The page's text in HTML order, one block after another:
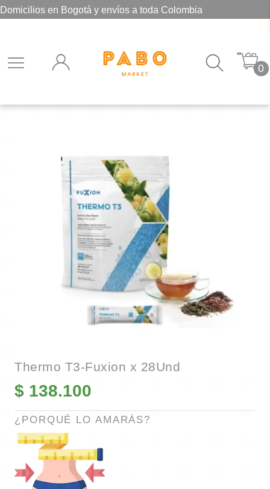
Domicilios en Bogotá y envíos a toda Colombia
0
Thermo T3-Fuxion x 28Und
$ 138.100
¿PORQUÉ LO AMARÁS?